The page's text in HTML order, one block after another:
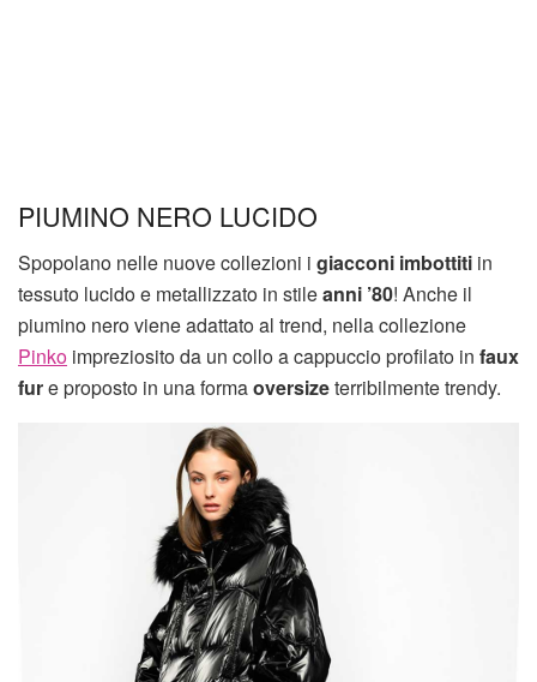
PIUMINO NERO LUCIDO
Spopolano nelle nuove collezioni i giacconi imbottiti in
tessuto lucido e metallizzato in stileanni ’80! Anche il
piumino nero viene adattato al trend, nella collezione
Pinko impreziosito da un collo a cappuccio profilato in faux
fure proposto in una formaoversizeterribilmente trendy.